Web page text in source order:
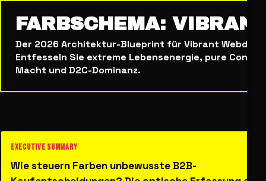
FARBSCHEMA:
Der 2026 Architektur-Blueprint für Vibrant
Entfesseln Sie extreme Lebensenergie, pure
Macht und D2C-Dominanz.
Wie steuern Farben unbewusste B2B-